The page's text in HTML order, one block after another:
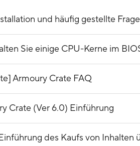
und häufig gestellte
Sie einige CPU-Kerne im
Armoury Crate FAQ
Crate (Ver 6.0) Einführung
des Kaufs von Inhalten